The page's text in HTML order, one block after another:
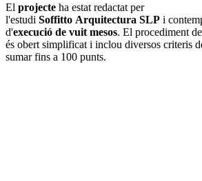
El projecte ha estat redactat per
l'estudi Soffitto Arquitectura SLP i
d'execució de vuit mesos. El procediment
és obert simplificat i inclou diversos criteris
sumar fins a 100 punts.